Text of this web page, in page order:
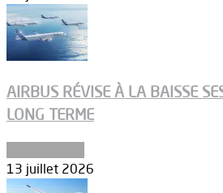
AIRBUS RÉVISE À LA BAISSE
LONG TERME
13 juillet 2026